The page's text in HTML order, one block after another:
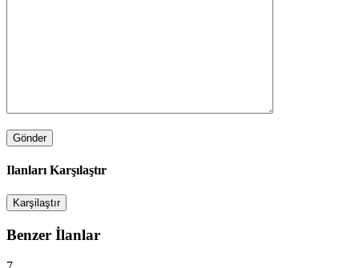
Ilanları Karşılaştır
Karşilaştır
Benzer İlanlar